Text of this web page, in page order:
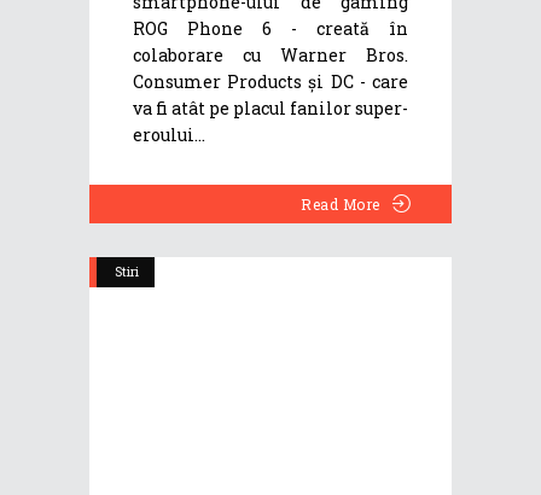
ROG Phone 6 - creată în
colaborare cu Warner Bros.
Consumer Products și DC - care
va fi atât pe placul fanilor super-
eroului
Read More
Stiri